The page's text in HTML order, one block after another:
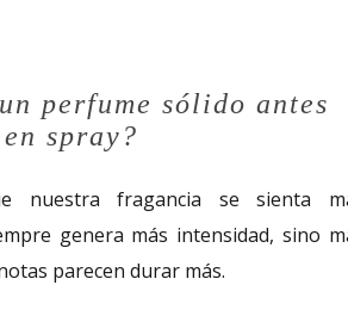
perfume sólido antes
spray?
nuestra fragancia se sienta
genera más intensidad, sino
parecen durar más.